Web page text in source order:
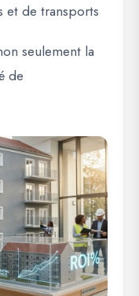
et de transports
seulement la
de